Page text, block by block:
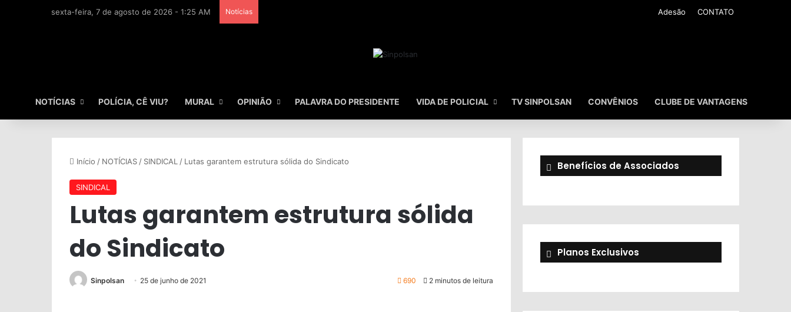
sexta-feira, 7 de agosto de 2026 - 1:25 AM Notícias Adesão CONTATO
NOTÍCIAS POLÍCIA, CÊ VIU? MURAL OPINIÃO PALAVRA DO PRESIDENTE VIDA DE POLICIAL TV SINPOLSAN CONVÊNIOS CLUBE DE VANTAGENS
Início / NOTÍCIAS / SINDICAL / Lutas garantem estrutura sólida do Sindicato
SINDICAL
Lutas garantem estrutura sólida
do Sindicato
Sinpolsan 25 de junho de 2021 690 2 minutos de leitura
Benefícios de Associados
Planos Exclusivos